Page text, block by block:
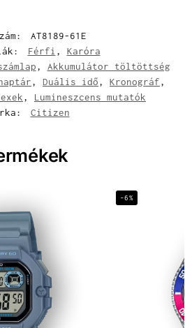
AT8189-61E
Férfi , Karóra
, Akkumulátor töltöttség
, Duális idő, Kronográf,
, Lumineszcens mutatók
Citizen
-6%